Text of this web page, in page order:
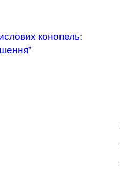
конопель: